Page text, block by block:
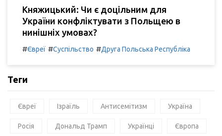
Княжицький: Чи є доцільним для
України конфліктувати з Польщею в
нинішніх умовах?
#Євреї #Суспільство #Друга Польська Республіка
Теги
Євреї Ізраїль Антисемітизм Україна
Росія Дональд Трамп Українці Європа